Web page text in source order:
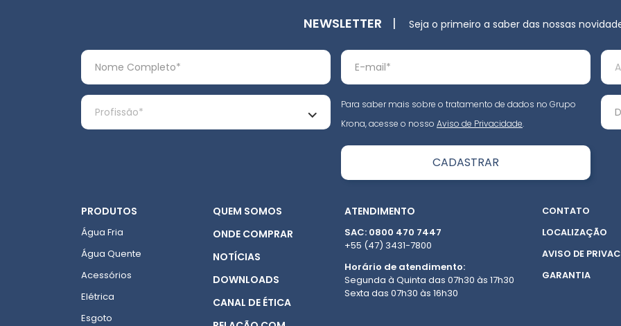
NEWSLETTER | Seja o primeiro a saber das nossas
Para saber mais sobre o tratamento de dados no Grupo
Krona, acesse o nosso Aviso de Privacidade.
PRODUTOS
Água Fria
Água Quente
Acessórios
Elétrica
Esgoto
QUEM SOMOS
ONDE COMPRAR
NOTÍCIAS
DOWNLOADS
CANAL DE ÉTICA
ATENDIMENTO
SAC: 0800 470 7447
+55 (47) 3431-7800
Horário de atendimento:
Segunda à Quinta das 07h30 às 17h30
Sexta das 07h30 às 16h30
CONTATO
LOCALIZAÇÃO
AVISO DE
GARANTIA